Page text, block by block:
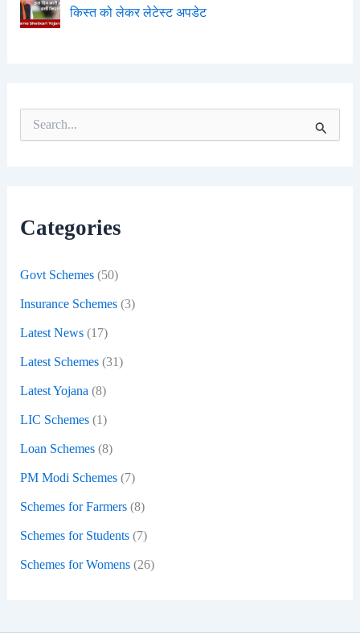
किस्त को लेकर लेटेस्ट अपडेट
o
Categories
Govt Schemes(50)
Insurance Schemes(3)
Latest News(17)
Latest Schemes(31)
Latest Yojana (8)
LIC Schemes(1)
Loan Schemes(8)
PM Modi Schemes(7)
Schemes for Farmers(8)
Schemes for Students(7)
Schemes for Womens(26)